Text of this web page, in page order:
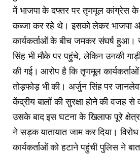
में भाजपा के दफ्तर पर तृणमूल कांग्रेस के
कब्जा कर रहे थे। इसको लेकर भाजपा
कार्यकर्ताओं के बीच जमकर संघर्ष हुआ।
सिंह भी मौके पर पहुंचे, लेकिन उनकी
की गई। आरोप है कि तृणमूल
तोड़फोड़ भी की। अर्जुन सिंह पर
केंद्रीय बालों की सुरक्षा होने की वजह
उसके बाद इस घटना के खिलाफ पूरे क्षेत्र
ने सड़क यातायात जाम कर दिया।
कार्यकर्ताओं को हटाने पहुंची पुलिस ने